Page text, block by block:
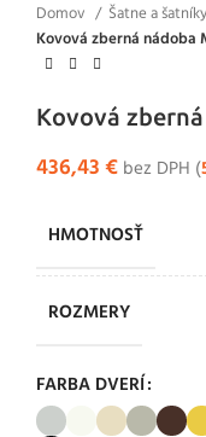
Domov Šatne a šatníky
Kovová zberná nádoba
Kovová
436,43€ bez DPH (
HMOTNOSŤ
ROZMERY
FARBA DVERÍ